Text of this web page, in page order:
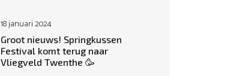
18 januari 2024
Groot nieuws! Springkussen
Festival komt terug naar
Vliegveld Twenthe 🥳